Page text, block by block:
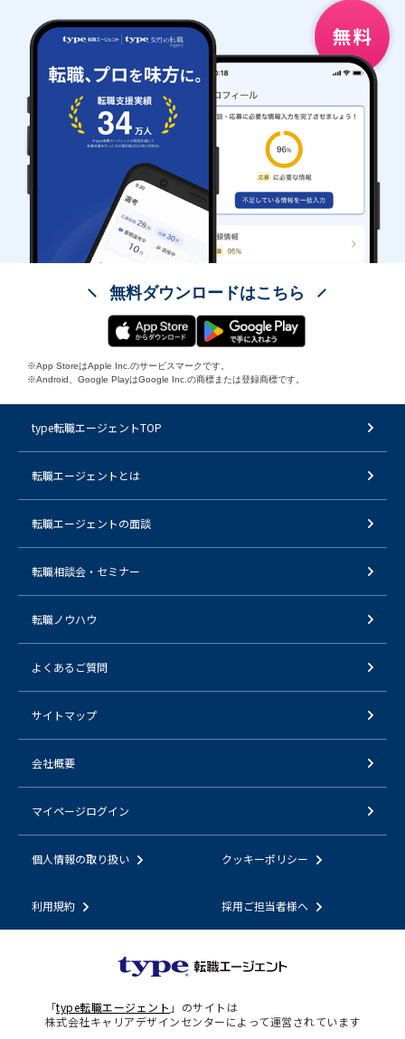
無料ダウンロードはこちら
※App StoreはApple Inc.のサービスマークです。
※Android、Google PlayはGoogle Inc.の商標または登録商標です。
type転職エージェントTOP
転職エージェントとは
転職エージェントの面談
転職相談会・セミナー
転職ノウハウ
よくあるご質問
サイトマップ
会社概要
マイページログイン
個人情報の取り扱い クッキーポリシー
利用規約 採用ご担当者様へ
「type転職エージェント 」のサイトは
株式会社キャリアデザインセンターによって運営されています